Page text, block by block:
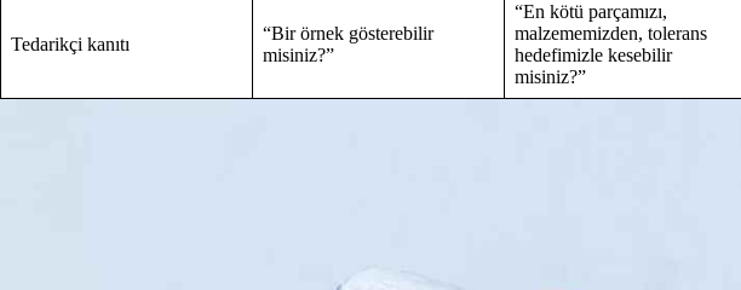
Tedarikçi kanıtı
“Bir örnek gösterebilir
misiniz?”
“En kötü parçamızı,
malzememizden, tolerans
hedefimizle kesebilir
misiniz?”